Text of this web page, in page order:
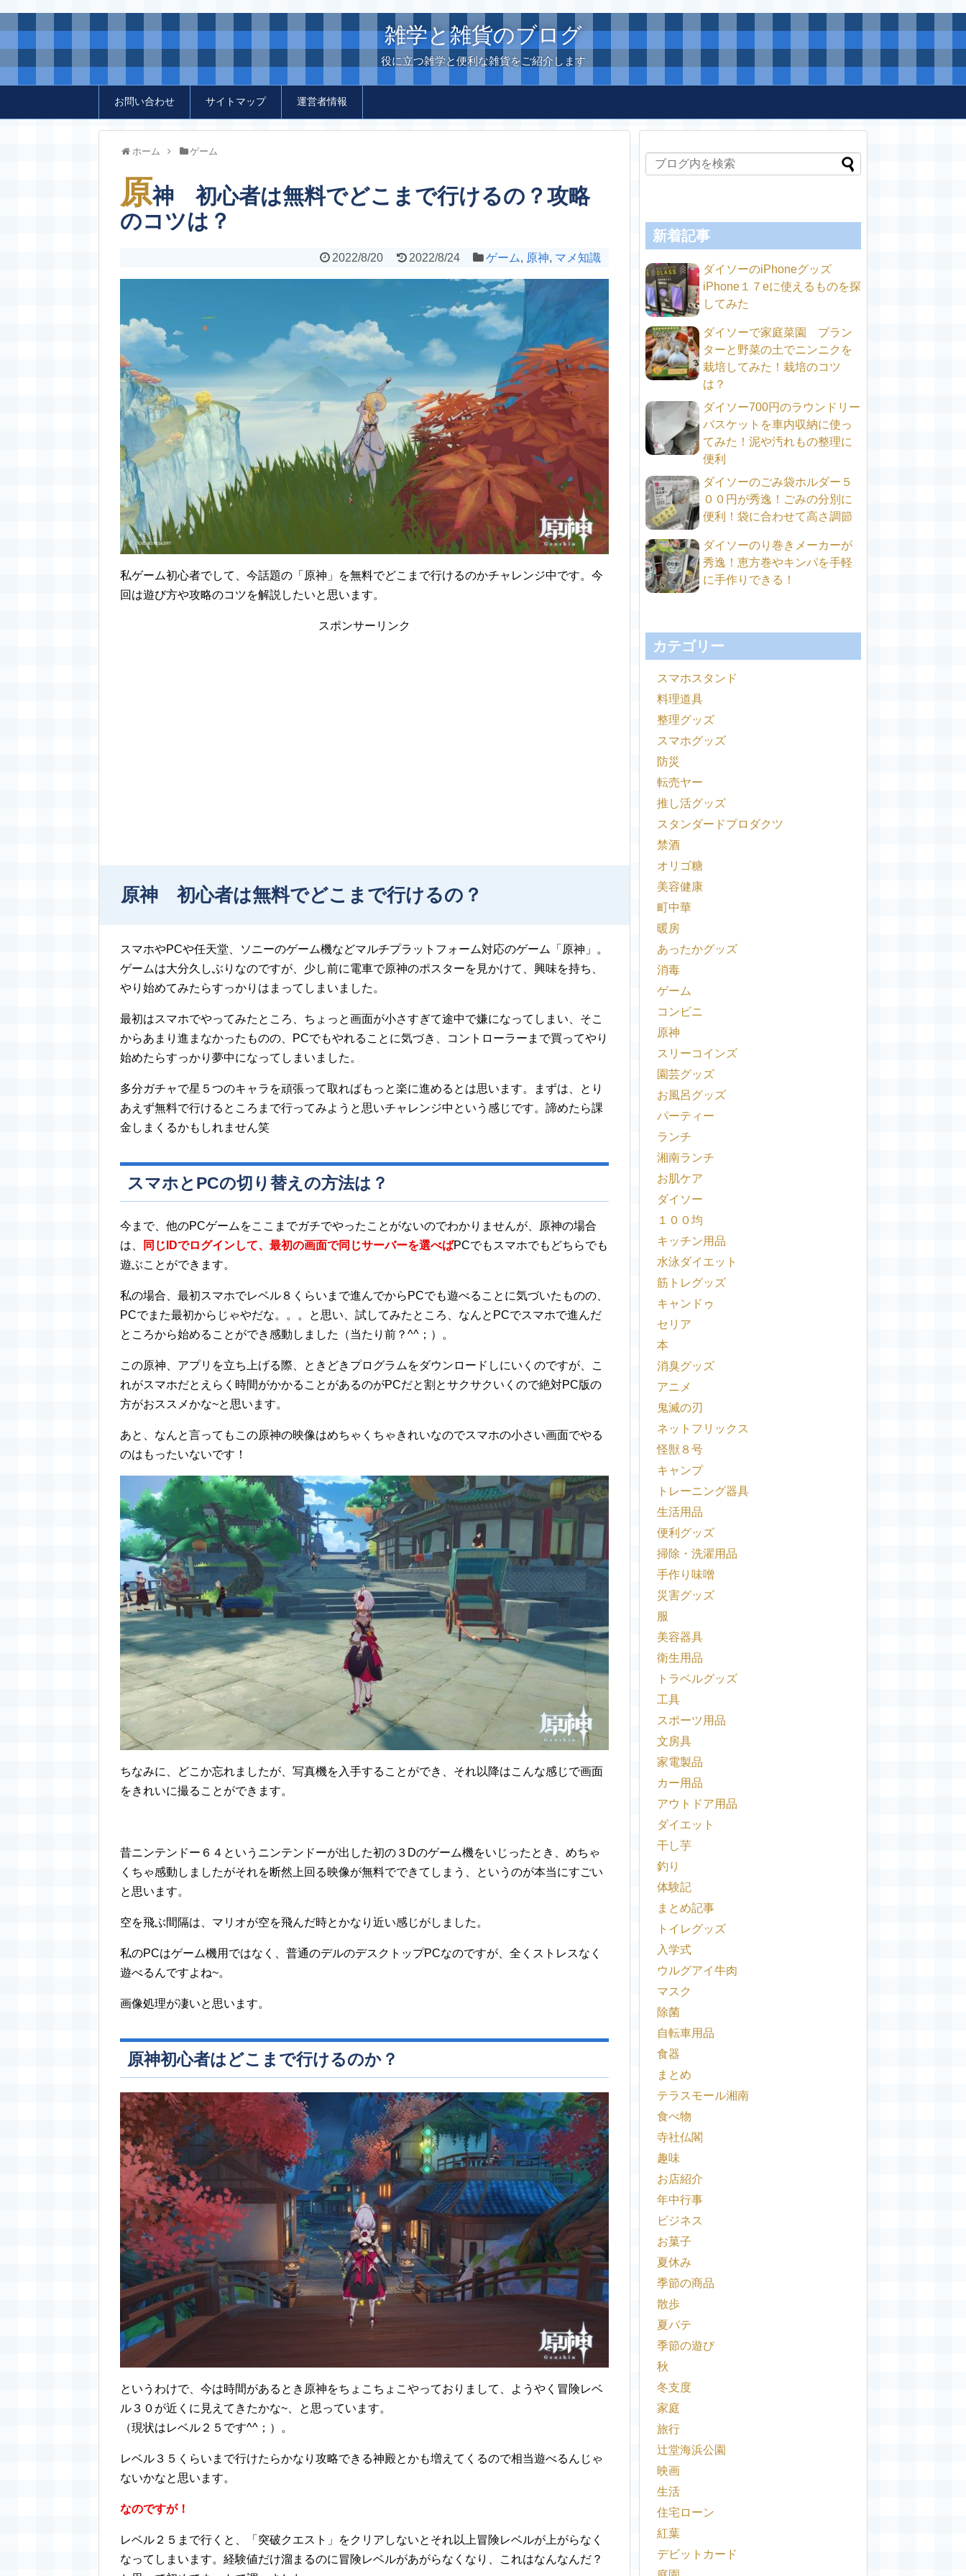
雑学と雑貨のブログ
役に立つ雑学と便利な雑貨をご紹介します
お問い合わせ サイトマップ 運営者情報
ホーム ゲーム
原神 初心者は無料でどこまで行けるの？攻略
のコツは？
2022/8/20 2022/8/24 ゲーム, 原神, マメ知識
私ゲーム初心者でして、今話題の「原神」を無料でどこまで行けるのかチャレンジ中です。今
回は遊び方や攻略のコツを解説したいと思います。
スポンサーリンク
原神 初心者は無料でどこまで行けるの？
スマホやPCや任天堂、ソニーのゲーム機などマルチプラットフォーム対応のゲーム「原神」。
ゲームは大分久しぶりなのですが、少し前に電車で原神のポスターを見かけて、興味を持ち、
やり始めてみたらすっかりはまってしまいました。
最初はスマホでやってみたところ、ちょっと画面が小さすぎて途中で嫌になってしまい、そこ
からあまり進まなかったものの、PCでもやれることに気づき、コントローラーまで買ってやり
始めたらすっかり夢中になってしまいました。
多分ガチャで星５つのキャラを頑張って取ればもっと楽に進めるとは思います。まずは、とり
あえず無料で行けるところまで行ってみようと思いチャレンジ中という感じです。諦めたら課
金しまくるかもしれません笑
スマホとPCの切り替えの方法は？
今まで、他のPCゲームをここまでガチでやったことがないのでわかりませんが、原神の場合
は、
同じIDでログインして、最初の画面で同じサーバーを選べばPCでもスマホでもどちらでも
遊ぶことができます。
私の場合、最初スマホでレベル８くらいまで進んでからPCでも遊べることに気づいたものの、
PCでまた最初からじゃやだな。。。と思い、試してみたところ、なんとPCでスマホで進んだ
ところから始めることができ感動しました（当たり前？^^；）。
この原神、アプリを立ち上げる際、ときどきプログラムをダウンロードしにいくのですが、こ
れがスマホだとえらく時間がかかることがあるのがPCだと割とサクサクいくので絶対PC版の
方がおススメかな~と思います。
あと、なんと言ってもこの原神の映像はめちゃくちゃきれいなのでスマホの小さい画面でやる
のはもったいないです！
ちなみに、どこか忘れましたが、写真機を入手することができ、それ以降はこんな感じで画面
をきれいに撮ることができます。
昔ニンテンドー６４というニンテンドーが出した初の３Dのゲーム機をいじったとき、めちゃ
くちゃ感動しましたがそれを断然上回る映像が無料でできてしまう、というのが本当にすごい
と思います。
空を飛ぶ間隔は、マリオが空を飛んだ時とかなり近い感じがしました。
私のPCはゲーム機用ではなく、普通のデルのデスクトップPCなのですが、全くストレスなく
遊べるんですよね~。
画像処理が凄いと思います。
原神初心者はどこまで行けるのか？
というわけで、今は時間があるとき原神をちょこちょこやっておりまして、ようやく冒険レベ
ル３０が近くに見えてきたかな~、と思っています。
（現状はレベル２５です^^；）。
レベル３５くらいまで行けたらかなり攻略できる神殿とかも増えてくるので相当遊べるんじゃ
ないかなと思います。
なのですが！
レベル２５まで行くと、「突破クエスト」をクリアしないとそれ以上冒険レベルが上がらなく
なってしまいます。経験値だけ溜まるのに冒険レベルがあがらなくなり、これはなんなんだ？
新着記事
ダイソーのiPhoneグッズ
iPhone１７eに使えるものを探
してみた
ダイソーで家庭菜園 プラン
ターと野菜の土でニンニクを
栽培してみた！栽培のコツ
は？
ダイソー700円のラウンドリー
バスケットを車内収納に使っ
てみた！泥や汚れもの整理に
便利
ダイソーのごみ袋ホルダー５
００円が秀逸！ごみの分別に
便利！袋に合わせて高さ調節
ダイソーのり巻きメーカーが
秀逸！恵方巻やキンパを手軽
に手作りできる！
カテゴリー
スマホスタンド
料理道具
整理グッズ
スマホグッズ
防災
転売ヤー
推し活グッズ
スタンダードプロダクツ
禁酒
オリゴ糖
美容健康
町中華
暖房
あったかグッズ
消毒
ゲーム
コンビニ
原神
スリーコインズ
園芸グッズ
お風呂グッズ
パーティー
ランチ
湘南ランチ
お肌ケア
ダイソー
１００均
キッチン用品
水泳ダイエット
筋トレグッズ
キャンドゥ
セリア
本
消臭グッズ
アニメ
鬼滅の刃
ネットフリックス
怪獣８号
キャンプ
トレーニング器具
生活用品
便利グッズ
掃除・洗濯用品
手作り味噌
災害グッズ
服
美容器具
衛生用品
トラベルグッズ
工具
スポーツ用品
文房具
家電製品
カー用品
アウトドア用品
ダイエット
干し芋
釣り
体験記
まとめ記事
トイレグッズ
入学式
ウルグアイ牛肉
マスク
除菌
自転車用品
食器
まとめ
テラスモール湘南
食べ物
寺社仏閣
趣味
お店紹介
年中行事
ビジネス
お菓子
夏休み
季節の商品
散歩
夏バテ
季節の遊び
秋
冬支度
家庭
旅行
辻堂海浜公園
映画
生活
住宅ローン
紅葉
デビットカード